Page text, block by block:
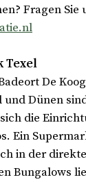
Fragen Sie
Texel
De
und Dünen
die
Ein
in der
Bungalows